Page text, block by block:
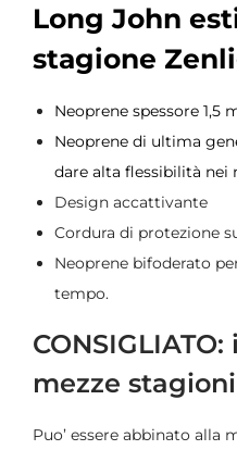
Long John
stagione
Neoprene spessore 1,5
Neoprene di ultima
dare alta flessibilità nei
Design accattivante
Cordura di protezione
Neoprene bifoderato
tempo.
mezze stagioni
Puo’ essere abbinato alla